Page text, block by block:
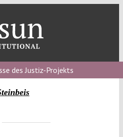
des Justiz-Projekts